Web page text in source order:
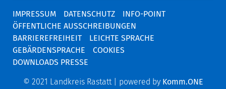
IMPRESSUM DATENSCHUTZ
INFO-POINT
ÖFFENTLICHE AUSSCHREIBUNGEN
BARRIEREFREIHEIT
LEICHTE SPRACHE
GEBÄRDENSPRACHE
COOKIES
DOWNLOADS PRESSE
© 2021 Landkreis Rastatt | powered by Komm.ONE